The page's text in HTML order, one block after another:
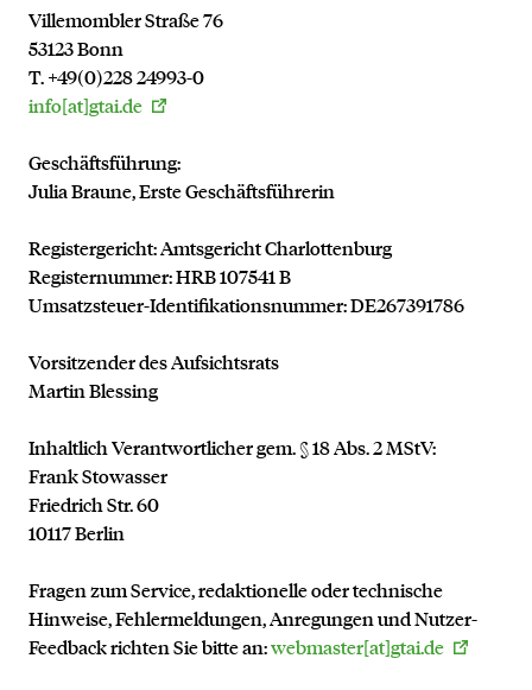
Villemombler Straße 76
53123 Bonn
T. +49(0)228 24993-0
info[at]gtai.de
Geschäftsführung:
Julia Braune, Erste Geschäftsführerin
Registergericht: Amtsgericht Charlottenburg
Registernummer: HRB 107541 B
Umsatzsteuer-Identifikationsnummer: DE267391786
Vorsitzender des Aufsichtsrats
Martin Blessing
Inhaltlich Verantwortlicher gem. § 18 Abs. 2 MStV:
Frank Stowasser
Friedrich Str. 60
10117 Berlin
Fragen zum Service, redaktionelle oder technische
Hinweise, Fehlermeldungen, Anregungen und Nutzer-
Feedback richten Sie bitte an:webmaster[at]gtai.de